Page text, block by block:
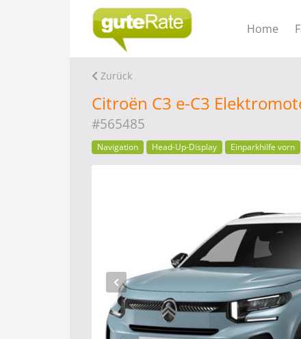
Home
Zurück
Citroën C3 e-C3
#565485
Navigation Head-Up-Display Einparkhilfe vorn